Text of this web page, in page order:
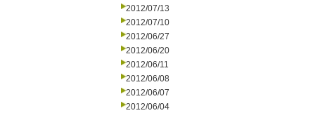
2012/07/13
2012/07/10
2012/06/27
2012/06/20
2012/06/11
2012/06/08
2012/06/07
2012/06/04